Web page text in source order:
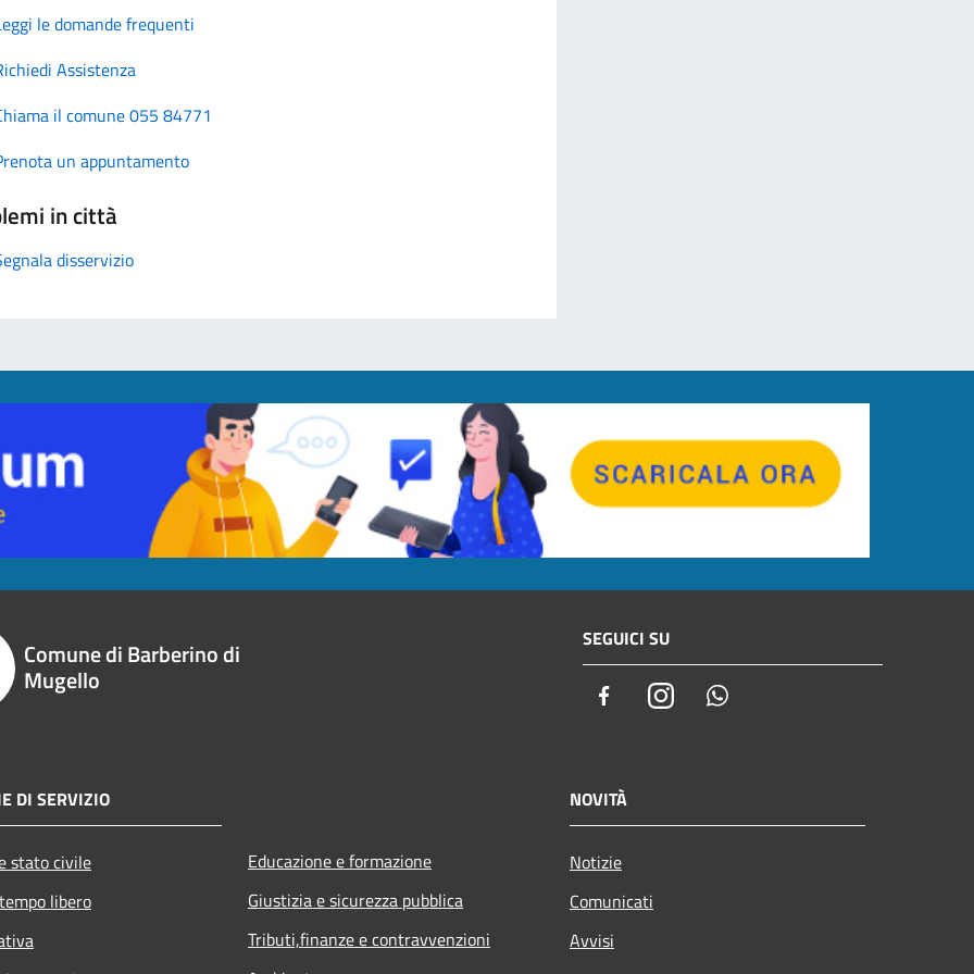
le domande frequenti
Assistenza
il comune 055 84771
un appuntamento
in città
disservizio
Comune di Barberino di
Mugello
SEGUICI SU
FacebookInstagram
DI SERVIZIO
stato civile
libero
Educazione e formazione
Giustizia e sicurezza pubblica
Tributi,finanze e contravvenzioni
NOVITÀ
Notizie
Comunicati
Avvisi